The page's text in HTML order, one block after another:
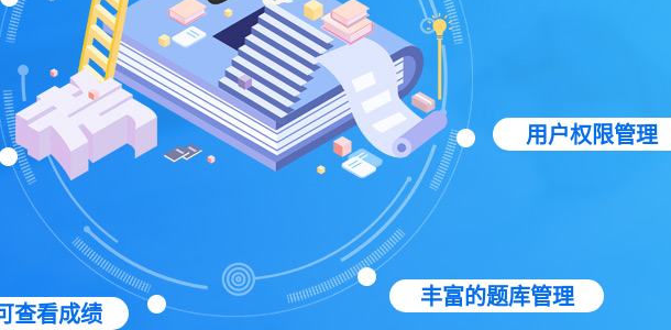
查看成绩
用户权限管理
丰富的题库管理